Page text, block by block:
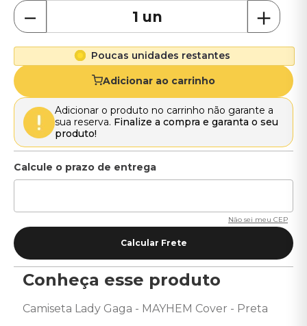
＋
－
Poucas unidades restantes
Adicionar ao carrinho
Adicionar o produto no carrinho não garante a
sua reserva. Finalize a compra e garanta o seu
produto!
Não sei meu CEP
Conheça esse produto
Camiseta Lady Gaga - MAYHEM Cover - Preta